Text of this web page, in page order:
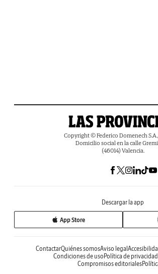
Copyright © Federico Domenech
Domicilio social en la calle
(46014) Valencia.
Descargar la app
App Store
ContactarQuiénes somosAviso legal
Condiciones de uso Política de privacidad
Compromisos editoriales